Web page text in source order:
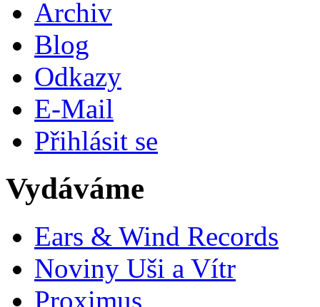
Archiv
Blog
Odkazy
E-Mail
Přihlásit se
Vydáváme
Ears & Wind Records
Noviny Uši a Vítr
Proximus